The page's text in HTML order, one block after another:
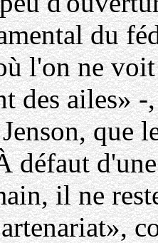
du
l'on ne
des ailes»
que
défaut
il ne